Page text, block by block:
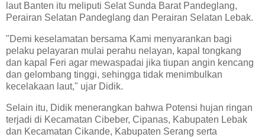
laut Banten itu meliputi Selat Sunda Barat Pandeglang,
Perairan Selatan Pandeglang dan Perairan Selatan Lebak.
"Demi keselamatan bersama Kami menyarankan bagi
pelaku pelayaran mulai perahu nelayan, kapal tongkang
dan kapal Feri agar mewaspadai jika tiupan angin kencang
dan gelombang tinggi, sehingga tidak menimbulkan
kecelakaan laut," ujar Didik.
Selain itu, Didik menerangkan bahwa Potensi hujan ringan
terjadi di Kecamatan Cibeber, Cipanas, Kabupaten Lebak
dan Kecamatan Cikande, Kabupaten Serang serta